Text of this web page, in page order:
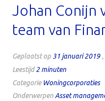
Johan Conijn
team van
Geplaatst op 31 januari 2019
Leestijd2minuten
Categorie Woningcorporaties
OnderwerpenAsset